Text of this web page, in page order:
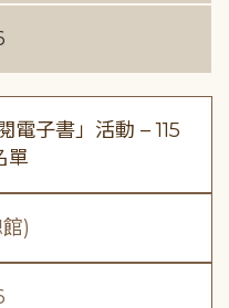
電子書」活動 – 115
單
)